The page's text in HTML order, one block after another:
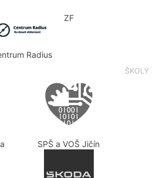
ZF
Radius
ŠKOLY
SPŠ a VOŠ Jičín